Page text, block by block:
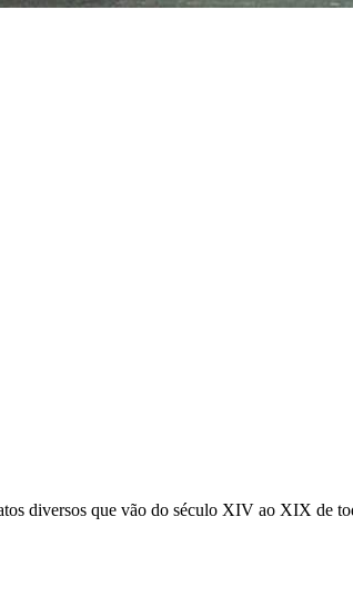
diversos que vão do século XIV ao XIX de